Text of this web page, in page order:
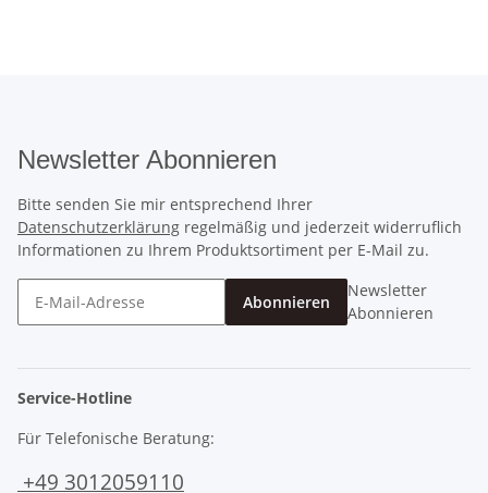
Newsletter Abonnieren
Bitte senden Sie mir entsprechend Ihrer
Datenschutzerklärung regelmäßig und jederzeit widerruflich
Informationen zu Ihrem Produktsortiment per E-Mail zu.
Abonnieren
Newsletter
Abonnieren
Service-Hotline
Für Telefonische Beratung:
+49 3012059110